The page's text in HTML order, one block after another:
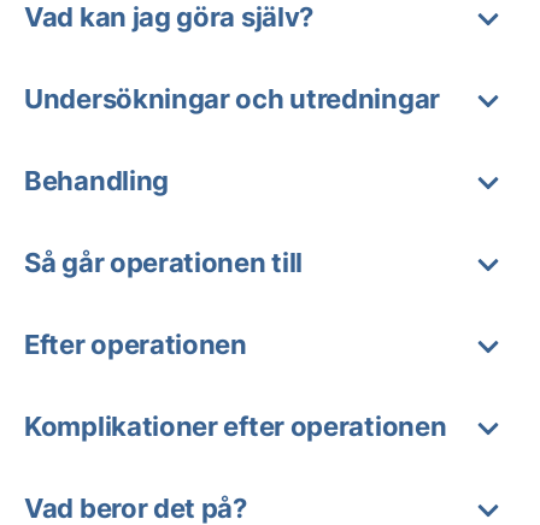
Vad kan jag göra själv?
Undersökningar och utredningar
Behandling
Så går operationen till
Efter operationen
Komplikationer efter operationen
Vad beror det på?